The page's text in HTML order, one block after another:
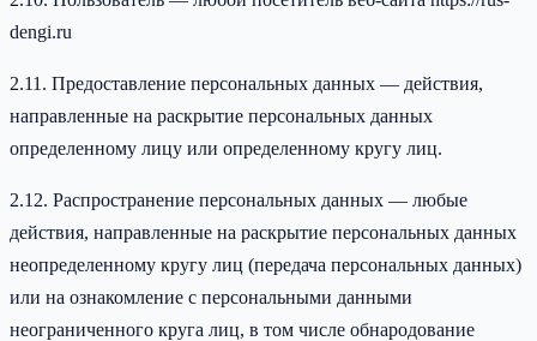
dengi.ru
2.11. Предоставление персональных данных — действия,
направленные на раскрытие персональных данных
определенному лицу или определенному кругу лиц.
2.12. Распространение персональных данных — любые
действия, направленные на раскрытие персональных данных
неопределенному кругу лиц (передача персональных данных)
или на ознакомление с персональными данными
неограниченного круга лиц, в том числе обнародование